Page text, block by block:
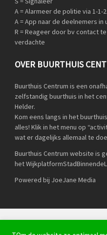
A = Alarmeer de politie via 1-1-2
A = App naar de deelnemers in
R = Reageer door bv contact
verdachte
OVER BUURTHUIS
Buurthuis Centrum is een
zelfstandig buurthuis in het
Helder.
Kom eens langs in het
alles! Klik in het menu op
wat er dagelijks allemaal te
Buurthuis Centrum website is
het
Powered bij JoeJane Media